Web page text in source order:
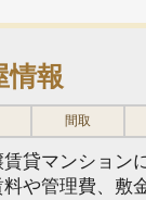
情報
間取
貸マンション
料や管理費、敷